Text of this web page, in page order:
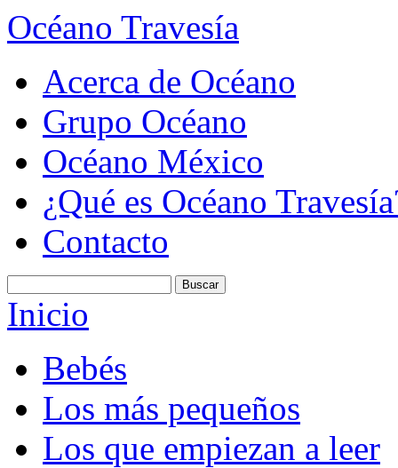
Océano Travesía
Acerca de Océano
Grupo Océano
Océano México
¿Qué es Océano
Contacto
Inicio
Bebés
Los más pequeños
Los que empiezan a leer